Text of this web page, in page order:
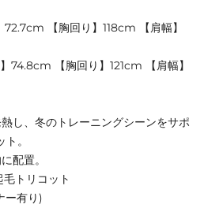
【胸回り】118cm 【肩幅】
74.8cm 【胸回り】121cm 【肩幅】
し、冬のトレーニングシーンをサポ
。
配置。
トリコット
ー有り)